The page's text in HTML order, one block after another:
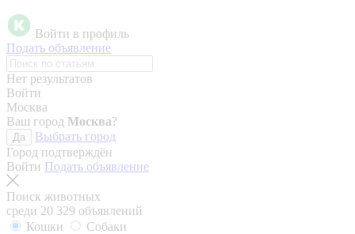
Войти в профиль
Подать объявление
Нет результатов
Войти
Москва
Ваш город Москва?
Да
Выбрать город
Город подтверждён
Войти Подать объявление
Поиск животных
среди 20 329 объявлений
Кошки
Собаки